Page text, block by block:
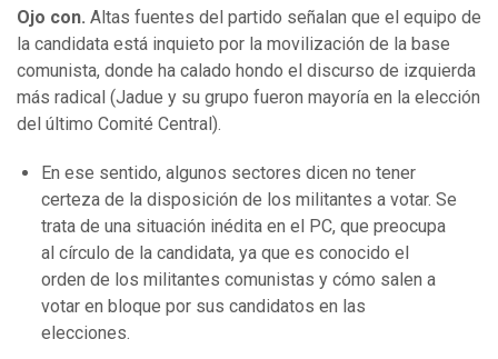
Ojo con. Altas fuentes del partido señalan que el equipo de
la candidata está inquieto por la movilización de la base
comunista, donde ha calado hondo el discurso de izquierda
más radical (Jadue y su grupo fueron mayoría en la elección
del último Comité Central).
En ese sentido, algunos sectores dicen no tener
certeza de la disposición de los militantes a votar. Se
trata de una situación inédita en el PC, que preocupa
al círculo de la candidata, ya que es conocido el
orden de los militantes comunistas y cómo salen a
votar en bloque por sus candidatos en las
elecciones.